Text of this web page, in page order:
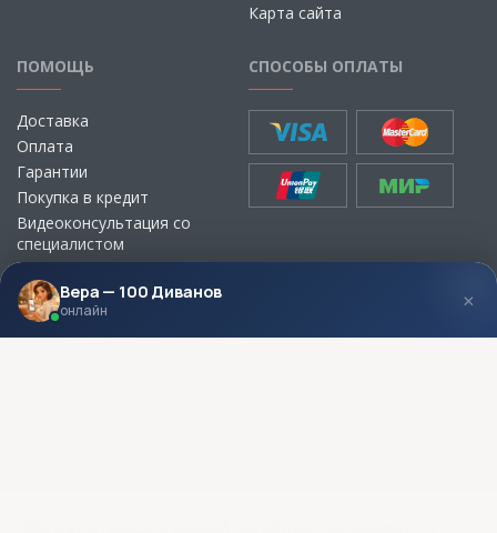
Карта сайта
ПОМОЩЬ
Доставка
Оплата
Гарантии
Покупка в кредит
Видеоконсультация со
специалистом
Выбор ткани для мебели без
визита в магазин
СПОСОБЫ ОПЛАТЫ
МЫ В СОЦСЕТЯХ КОНТАКТЫ
Вера — 100 Диванов
онлайн ×